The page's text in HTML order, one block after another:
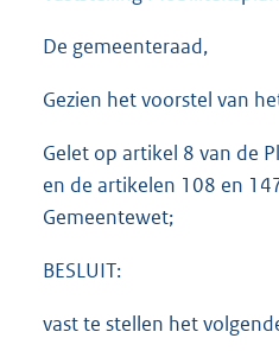
De gemeenteraad,
Gezien het voorstel van
Gelet op artikel 8 van de
en de artikelen 108 en
Gemeentewet;
BESLUIT:
vast te stellen het